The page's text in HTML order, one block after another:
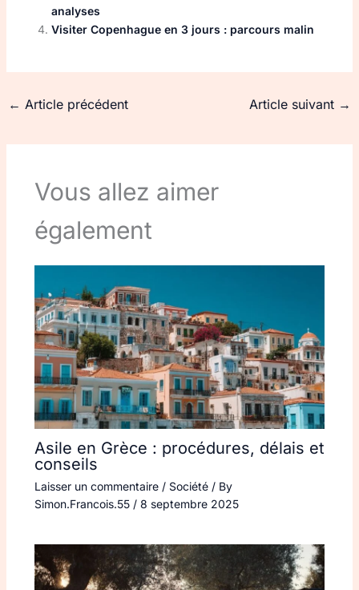
analyses
Visiter Copenhague en 3 jours : parcours malin
← Article précédent Article suivant →
Vous allez aimer
également
Asile en Grèce : procédures, délais et
conseils
Laisser un commentaire / Société/ By
Simon.Francois.55 / 8 septembre 2025